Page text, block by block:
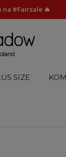
na #Fairsale 🔥
SIZE